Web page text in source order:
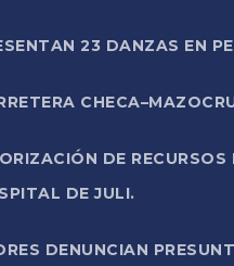
23 DANZAS EN
DE
DE JULI.
DENUNCIAN